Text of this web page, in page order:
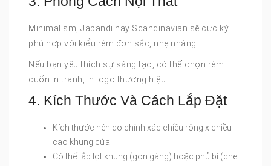
Minimalism, Japandi hay Scandinavian sẽ cực kỳ
phù hợp với kiểu rèm đơn sắc, nhẹ nhàng.
Nếu bạn yêu thích sự sáng tạo, có thể chọn rèm
cuốn in tranh, in logo thương hiệu.
4. Kích Thước Và Cách Lắp Đặt
Kích thước nên đo chính xác chiều rộng x chiều
cao khung cửa.
Có thể lắp lọt khung (gọn gàng) hoặc phủ bì (che